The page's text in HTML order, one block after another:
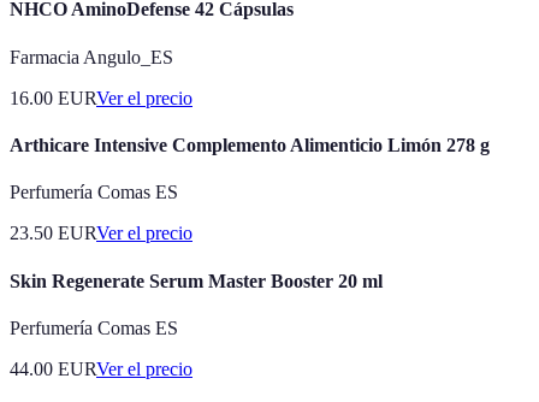
NHCO AminoDefense 42 Cápsulas
Farmacia Angulo_ES
16.00 EURVer el precio
Arthicare Intensive Complemento Alimenticio Limón 278 g
Perfumería Comas ES
23.50 EURVer el precio
Skin Regenerate Serum Master Booster 20 ml
Perfumería Comas ES
44.00 EURVer el precio